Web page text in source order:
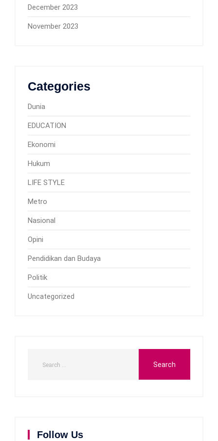
December 2023
November 2023
Categories
Dunia
EDUCATION
Ekonomi
Hukum
LIFE STYLE
Metro
Nasional
Opini
Pendidikan dan Budaya
Politik
Uncategorized
Follow Us